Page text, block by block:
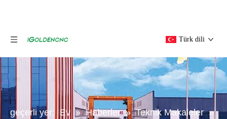
Türk dili
geçerli yer: Ev » Haberler » Teknik Makaleler »